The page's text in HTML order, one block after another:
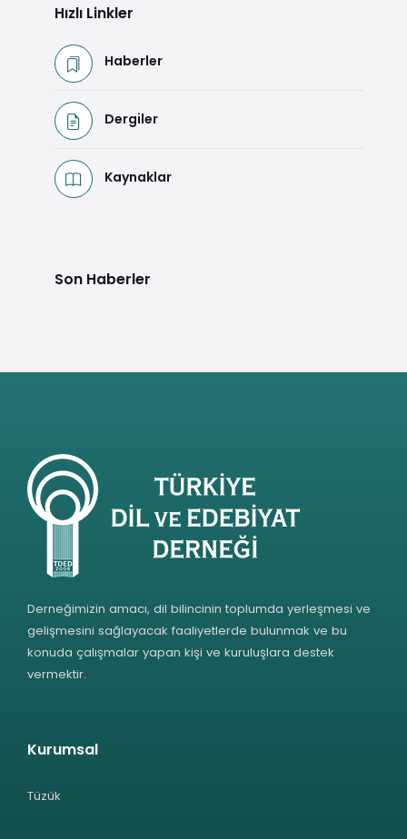
Hızlı Linkler
Haberler
Dergiler
Kaynaklar
Son Haberler
Derneğimizin amacı, dil bilincinin toplumda yerleşmesi ve
gelişmesini sağlayacak faaliyetlerde bulunmak ve bu
konuda çalışmalar yapan kişi ve kuruluşlara destek
vermektir.
Kurumsal
Tüzük